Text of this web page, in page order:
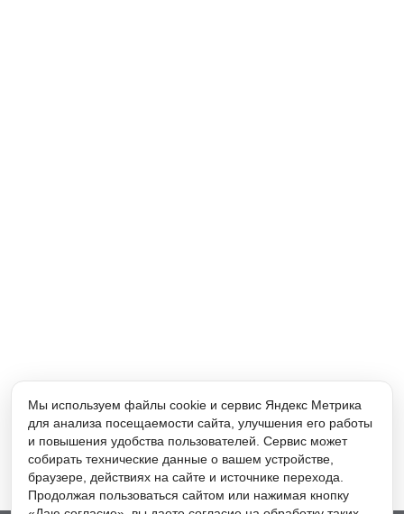
Мы используем файлы cookie и сервис Яндекс Метрика
для анализа посещаемости сайта, улучшения его работы
и повышения удобства пользователей. Сервис может
собирать технические данные о вашем устройстве,
браузере, действиях на сайте и источнике перехода.
Продолжая пользоваться сайтом или нажимая кнопку